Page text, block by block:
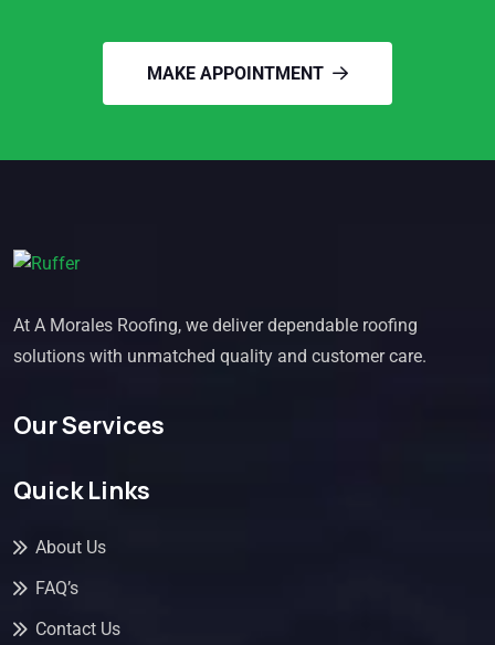
MAKE APPOINTMENT
At A Morales Roofing, we deliver dependable roofing
solutions with unmatched quality and customer care.
Our Services
Quick Links
About Us
FAQ’s
Contact Us